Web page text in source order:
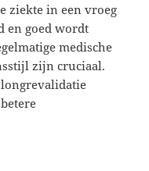
ziekte in een vroeg
en goed wordt
medische
zijn cruciaal.